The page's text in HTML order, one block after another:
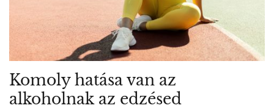
Komoly hatása van az
alkoholnak az edzésed